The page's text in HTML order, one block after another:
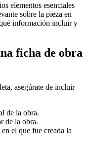
elementos esenciales
sobre la pieza en
información incluir y
ficha de obra
asegúrate de incluir
de la obra.
de la obra.
el que fue creada la